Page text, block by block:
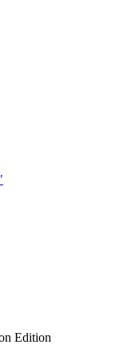
Edition